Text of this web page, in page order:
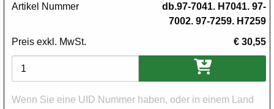
Artikel Nummer
db.97-7041. H7041. 97-
7002. 97-7259. H7259
Preis exkl. MwSt.
€ 30,55
Varianten
Wenn Sie eine UID Nummer haben, oder in einem Land